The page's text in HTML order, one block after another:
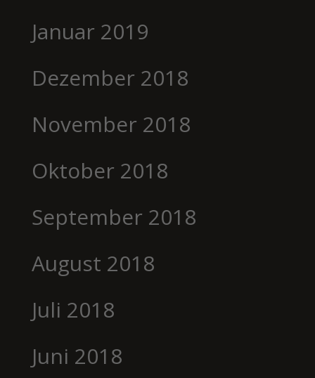
Januar 2019
Dezember 2018
November 2018
Oktober 2018
September 2018
August 2018
Juli 2018
Juni 2018